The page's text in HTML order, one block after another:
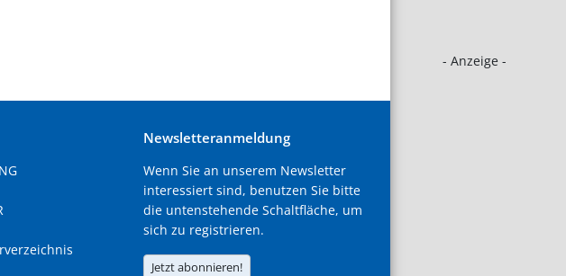
- Anzeige -
Newsletteranmeldung
Wenn Sie an unserem Newsletter
interessiert sind, benutzen Sie bitte
die untenstehende Schaltfläche, um
sich zu registrieren.
Jetzt abonnieren!